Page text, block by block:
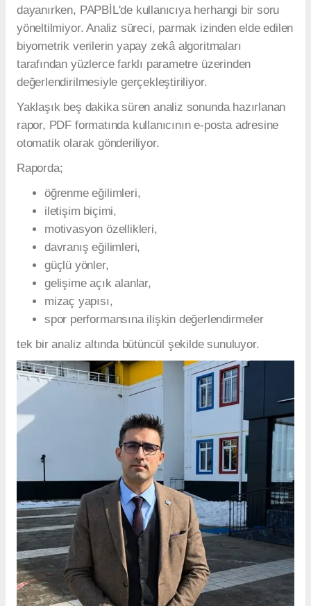
dayanırken, PAPBİL'de kullanıcıya herhangi bir soru
yöneltilmiyor. Analiz süreci, parmak izinden elde edilen
biyometrik verilerin yapay zekâ algoritmaları
tarafından yüzlerce farklı parametre üzerinden
değerlendirilmesiyle gerçekleştiriliyor.
Yaklaşık beş dakika süren analiz sonunda hazırlanan
rapor, PDF formatında kullanıcının e-posta adresine
otomatik olarak gönderiliyor.
Raporda;
öğrenme eğilimleri,
iletişim biçimi,
motivasyon özellikleri,
davranış eğilimleri,
güçlü yönler,
gelişime açık alanlar,
mizaç yapısı,
spor performansına ilişkin değerlendirmeler
tek bir analiz altında bütüncül şekilde sunuluyor.